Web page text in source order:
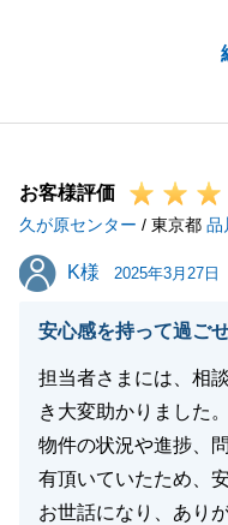
またお褒めのお言葉
今後の励みにさせて
ったかと存じます。
お陰様をもちまして
したのは、これもひ
感謝いたしております
今後もご縁がござい
この度はありがとう
お客様評価
久が原センター / 東京都 品
K様
K様 2025年3月27日
安心感を持って過ご
担当者さまには、相
き大変助かりました。
物件の状況や進捗、
有頂いていたため、
お世話になり、あり